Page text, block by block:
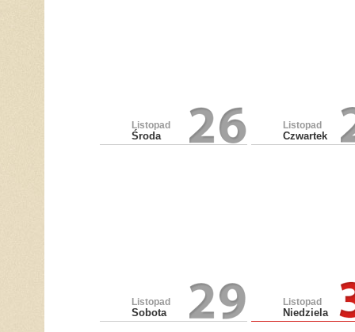
Listopad
Środa
Listopad
Czwartek
Listopad
Sobota
Listopad
Niedziela